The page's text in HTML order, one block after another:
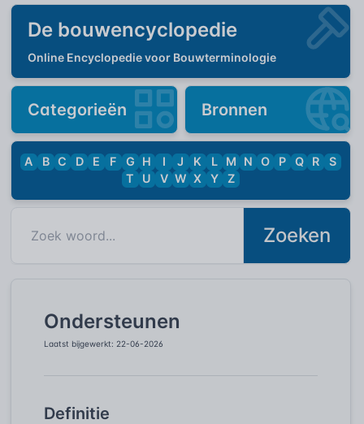
De bouwencyclopedie
Online Encyclopedie voor Bouwterminologie
Categorieën Bronnen
A B C D E F G H I J K L M N O P Q R
S
T
U V W X Y Z
Zoeken
Ondersteunen
Laatst bijgewerkt: 22-06-2026
Definitie